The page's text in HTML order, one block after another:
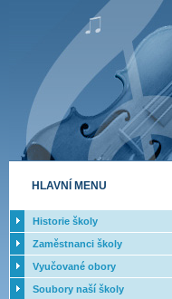
HLAVNÍ MENU
Historie školy
Zaměstnanci školy
Vyučované obory
Soubory naší školy